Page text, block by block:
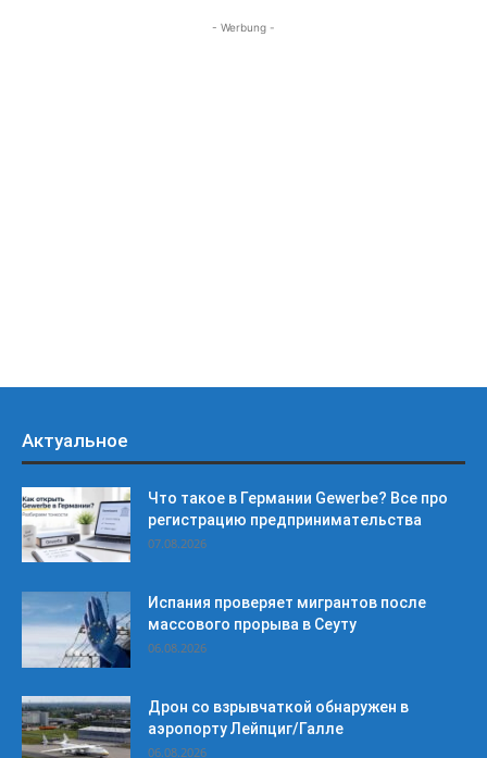
- Werbung -
Актуальное
Что такое в Германии Gewerbe? Все про
регистрацию предпринимательства
07.08.2026
Испания проверяет мигрантов после
массового прорыва в Сеуту
06.08.2026
Дрон со взрывчаткой обнаружен в
аэропорту Лейпциг/Галле
06.08.2026